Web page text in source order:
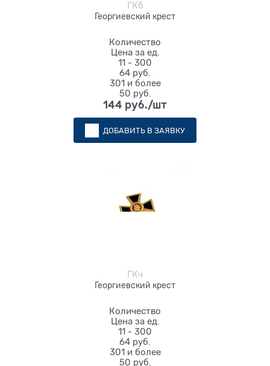
ГКб
Георгиевский крест
Количество
Цена за ед.
11 - 300
64 руб.
301 и более
50 руб.
144 руб./шт
ДОБАВИТЬ В ЗАЯВКУ
ГКч
Георгиевский крест
Количество
Цена за ед.
11 - 300
64 руб.
301 и более
50 руб.